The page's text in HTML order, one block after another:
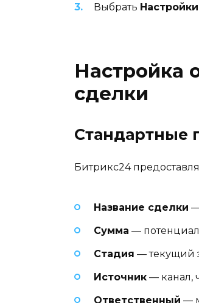
Выбрать
Настройка
сделки
Стандартные
Битрикс24
Название сделки
Сумма —
Стадия — текущий
Источник — канал,
Ответственный —